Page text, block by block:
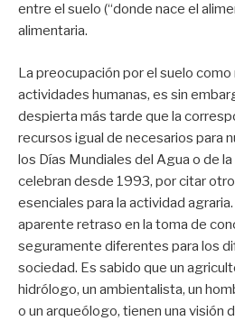
entre el suelo (“donde nace el
alimentaria.
La preocupación por el suelo
actividades humanas, es sin
despierta más tarde que la
recursos igual de necesarios para
los Días Mundiales del Agua o de
celebran desde 1993, por citar
esenciales para la actividad
aparente retraso en la toma de
seguramente diferentes para los
sociedad. Es sabido que un
hidrólogo, un ambientalista, un
o un arqueólogo, tienen una visión